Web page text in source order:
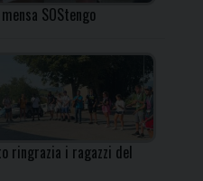
SOStengo
ringrazia i ragazzi del